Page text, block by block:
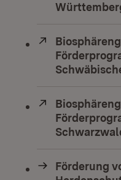
Extern:
Extern:
Förderung